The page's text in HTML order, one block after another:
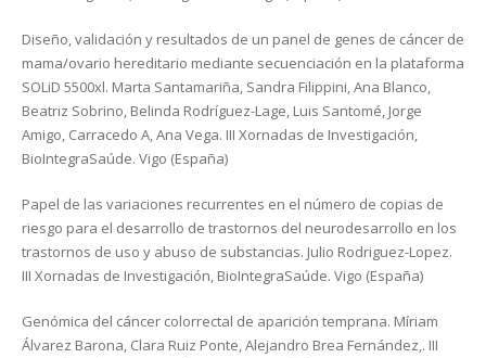
Diseño, validación y resultados de un panel de genes de cáncer de
mama/ovario hereditario mediante secuenciación en la plataforma
SOLiD 5500xl. Marta Santamariña, Sandra Filippini, Ana Blanco,
Beatriz Sobrino, Belinda Rodríguez-Lage, Luis Santomé, Jorge
Amigo, Carracedo A, Ana Vega. III Xornadas de Investigación,
BioIntegraSaúde. Vigo (España)
Papel de las variaciones recurrentes en el número de copias de
riesgo para el desarrollo de trastornos del neurodesarrollo en los
trastornos de uso y abuso de substancias. Julio Rodriguez-Lopez.
III Xornadas de Investigación, BioIntegraSaúde. Vigo (España)
Genómica del cáncer colorrectal de aparición temprana. Míriam
Álvarez Barona, Clara Ruiz Ponte, Alejandro Brea Fernández,. III